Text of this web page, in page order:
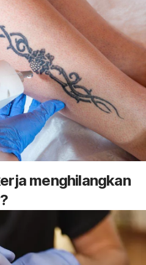
menghilangkan